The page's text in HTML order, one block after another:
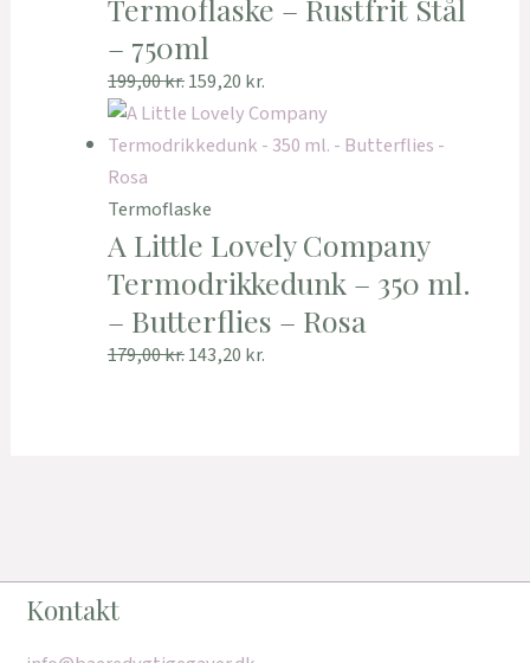
Termoflaske – Rustfrit Stål
– 750ml
199,00kr.159,20 kr.
Termoflaske
A Little Lovely Company
Termodrikkedunk – 350 ml.
– Butterflies – Rosa
179,00kr.143,20 kr.
Kontakt